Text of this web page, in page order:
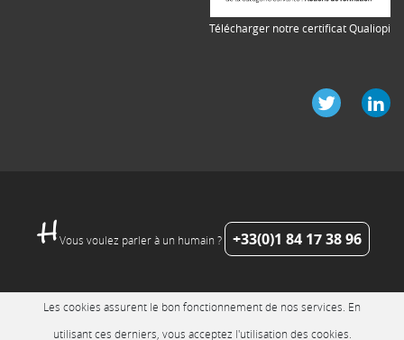
Télécharger notre certificat Qualiopi
Vous voulez parler à un humain ? +33(0)1 84 17 38 96
Les cookies assurent le bon fonctionnement de nos services. En
utilisant ces derniers, vous acceptez l'utilisation des cookies.